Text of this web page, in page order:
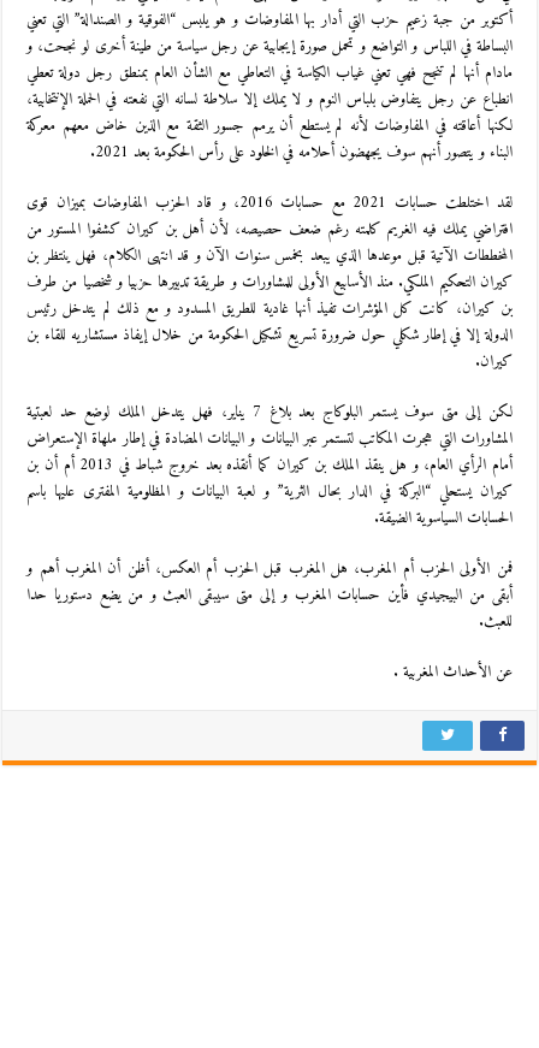
أكتوبر من جبة زعيم حزب التي أدار بها المفاوضات و هو يلبس “الفوقية و الصندالة” التي تعني
البساطة في اللباس و التواضع و تحمل صورة إيجابية عن رجل سياسة من طينة أخرى لو نجحت، و
مادام أنها لم تنجح فهي تعني غياب الكياسة في التعاطي مع الشأن العام بمنطق رجل دولة تعطي
انطباع عن رجل يتفاوض بلباس النوم و لا يملك إلا سلاطة لسانه التي نفعته في الحملة الإنتخابية،
لكنها أعاقته في المفاوضات لأنه لم يستطع أن يرمم جسور الثقة مع الذين خاض معهم معركة
البناء و يتصور أنهم سوف يجهضون أحلامه في الخلود على رأس الحكومة بعد 2021.
لقد اختلطت حسابات 2021 مع حسابات 2016، و قاد الحزب المفاوضات بميزان قوى
افتراضي يملك فيه الغريم كلمته رغم ضعف حصيصه، لأن أهل بن كيران كشفوا المستور من
المخططات الآتية قبل موعدها الذي يبعد بخمس سنوات الآن و قد انتهى الكلام، فهل ينتظر بن
كيران التحكيم الملكي. منذ الأسابيع الأولى للمشاورات و طريقة تدبيرها حزبيا و شخصيا من طرف
بن كيران، كانت كل المؤشرات تفيذ أنها غادية للطريق المسدود و مع ذلك لم يتدخل رئيس
الدولة إلا في إطار شكلي حول ضرورة تسريع تشكيل الحكومة من خلال إيفاذ مستشاريه للقاء بن
كيران.
لكن إلى متى سوف يستمر البلوكاج بعد بلاغ 7 يناير، فهل يتدخل الملك لوضع حد لعبتية
المشاورات التي هجرت المكاتب لتستمر عبر البيانات و البيانات المضادة في إطار ملهاة الإستعراض
أمام الرأي العام، و هل ينقذ الملك بن كيران كما أنقذه بعد خروج شباط في 2013 أم أن بن
كيران يستحلي “البركة في الدار بحال الثرية” و لعبة البيانات و المظلومية المفترى عليها باسم
الحسابات السياسوية الضيقة.
فمن الأولى الحزب أم المغرب، هل المغرب قبل الحزب أم العكس، أظن أن المغرب أهم و
أبقى من البيجيدي فأين حسابات المغرب و إلى متى سيبقى العبث و من يضع دستوريا حدا
للعبث.
عن الأحداث المغربية .